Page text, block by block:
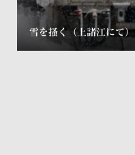
雪を掻く（上諸江にて）